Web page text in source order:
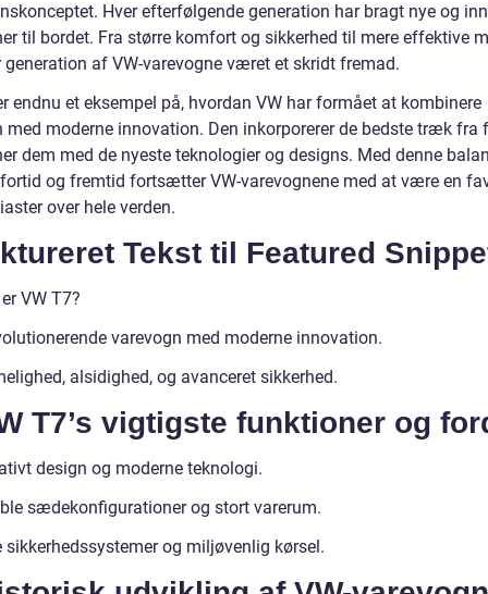
Hver efterfølgende generation har bragt nye og
til bordet. Fra større komfort og sikkerhed til mere effektive
generation af VW-varevogne været et skridt fremad.
endnu et eksempel på, hvordan VW har formået at kombinere
med moderne innovation. Den inkorporerer de bedste træk fra
dem med de nyeste teknologier og designs. Med denne
og fremtid fortsætter VW-varevognene med at være en
over hele verden.
Tekst til Featured
VW T7?
varevogn med moderne innovation.
alsidighed, og avanceret sikkerhed.
T7’s vigtigste funktioner og
design og moderne teknologi.
sædekonfigurationer og stort varerum.
sikkerhedssystemer og miljøvenlig kørsel.